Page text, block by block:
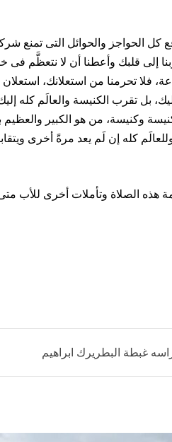
الحواجز والحوائل التى تمنع
إلى قلبك وأعطنا أن لا نتعظَّم فى
فلا تحرمنا من استعلانك، استعلان
بل تقرب الكنيسة والعالَم كله
وكنيسة، من هو الكبير والعظيم
كله إن لَم يعد مرةً أخرى
الأب متى المسكين، صلاة على عظة : الطفولة الروحية (عيد الميلاد المجيد 1976). قام بترجمة هذه الصلاة وتأملات أخرى للأب
غبطة البطريرك ابراهيم